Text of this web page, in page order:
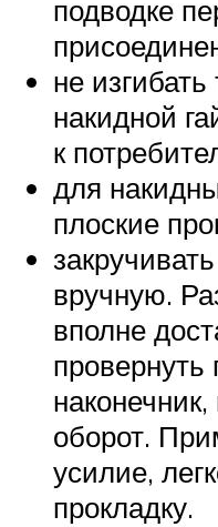
подводке
не
накидной
к
для
плоские
вручную.
вполне
провернуть
оборот.
усилие,
прокладку.